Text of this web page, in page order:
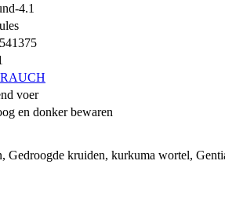
4.1
voer
en donker bewaren
Gedroogde kruiden, kurkuma wortel,